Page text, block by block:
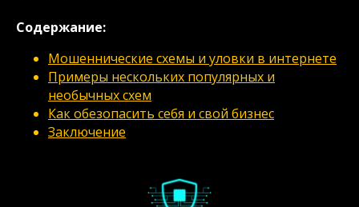
Содержание:
Мошеннические схемы и уловки в интернете
Примеры нескольких популярных и
необычных схем
Как обезопасить себя и свой бизнес
Заключение